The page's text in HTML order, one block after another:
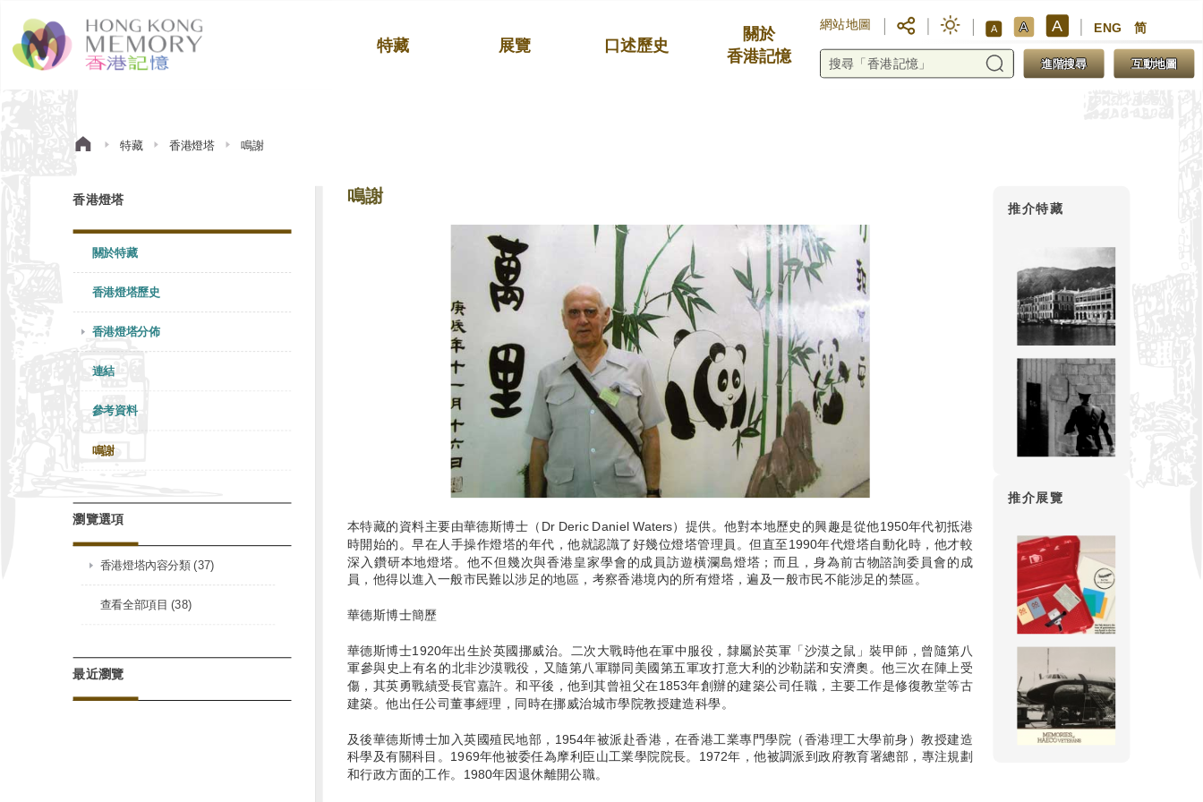
特藏 展覽 口述歷史
關於
香港記憶
網站地圖 A A A ENG 简
進階搜尋 互動地圖
特藏 香港燈塔 鳴謝
香港燈塔
關於特藏
香港燈塔歷史
香港燈塔分佈
連結
參考資料
鳴謝
瀏覽選項
香港燈塔內容分類 (37)
查看全部項目 (38)
最近瀏覽
鳴謝
本特藏的資料主要由華德斯博士（Dr Deric Daniel Waters）提供。他對本地歷史的興趣是從他1950年代初抵港
時開始的。早在人手操作燈塔的年代，他就認識了好幾位燈塔管理員。但直至1990年代燈塔自動化時，他才較
深入鑽研本地燈塔。他不但幾次與香港皇家學會的成員訪遊橫瀾島燈塔；而且，身為前古物諮詢委員會的成
員，他得以進入一般市民難以涉足的地區，考察香港境內的所有燈塔，遍及一般市民不能涉足的禁區。
華德斯博士簡歷
華德斯博士1920年出生於英國挪威治。二次大戰時他在軍中服役，隸屬於英軍「沙漠之鼠」裝甲師，曾隨第八
軍參與史上有名的北非沙漠戰役，又隨第八軍聯同美國第五軍攻打意大利的沙勒諾和安濟奧。他三次在陣上受
傷，其英勇戰績受長官嘉許。和平後，他到其曾祖父在1853年創辦的建築公司任職，主要工作是修復教堂等古
建築。他出任公司董事經理，同時在挪威治城市學院教授建造科學。
及後華德斯博士加入英國殖民地部，1954年被派赴香港，在香港工業專門學院（香港理工大學前身）教授建造
科學及有關科目。1969年他被委任為摩利臣山工業學院院長。1972年，他被調派到政府教育署總部，專注規劃
和行政方面的工作。1980年因退休離開公職。
推介特藏
推介展覽